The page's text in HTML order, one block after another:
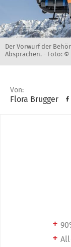
Der Vorwurf der
Absprachen. - Foto: ©
Von:
Flora Brugger